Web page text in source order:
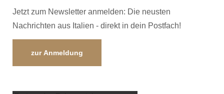
Jetzt zum Newsletter anmelden: Die neusten
Nachrichten aus Italien - direkt in dein Postfach!
zur Anmeldung